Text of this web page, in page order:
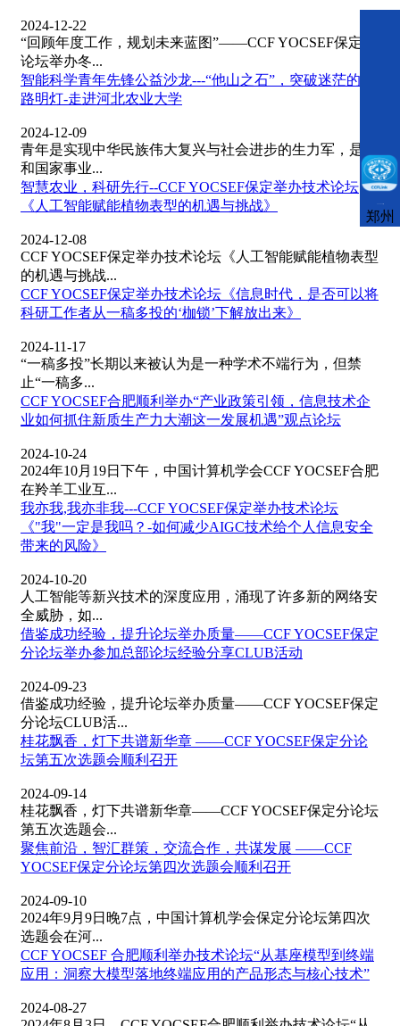
2024-12-22
“回顾年度工作，规划未来蓝图”——CCF YOCSEF保定分
论坛举办冬...
智能科学青年先锋公益沙龙---“他山之石”，突破迷茫的指
路明灯-走进河北农业大学
2024-12-09
青年是实现中华民族伟大复兴与社会进步的生力军，是党
和国家事业...
智慧农业，科研先行--CCF YOCSEF保定举办技术论坛
《人工智能赋能植物表型的机遇与挑战》
2024-12-08
CCF YOCSEF保定举办技术论坛《人工智能赋能植物表型
的机遇与挑战...
CCF YOCSEF保定举办技术论坛《信息时代，是否可以将
科研工作者从一稿多投的‘枷锁’下解放出来》
2024-11-17
“一稿多投”长期以来被认为是一种学术不端行为，但禁
止“一稿多...
CCF YOCSEF合肥顺利举办“产业政策引领，信息技术企
业如何抓住新质生产力大潮这一发展机遇”观点论坛
2024-10-24
2024年10月19日下午，中国计算机学会CCF YOCSEF合肥
在羚羊工业互...
我亦我,我亦非我---CCF YOCSEF保定举办技术论坛
《"我"一定是我吗？-如何减少AIGC技术给个人信息安全
带来的风险》
2024-10-20
人工智能等新兴技术的深度应用，涌现了许多新的网络安
全威胁，如...
借鉴成功经验，提升论坛举办质量——CCF YOCSEF保定
分论坛举办参加总部论坛经验分享CLUB活动
2024-09-23
借鉴成功经验，提升论坛举办质量——CCF YOCSEF保定
分论坛CLUB活...
桂花飘香，灯下共谱新华章 ——CCF YOCSEF保定分论
坛第五次选题会顺利召开
2024-09-14
桂花飘香，灯下共谱新华章——CCF YOCSEF保定分论坛
第五次选题会...
聚焦前沿，智汇群策，交流合作，共谋发展 ——CCF
YOCSEF保定分论坛第四次选题会顺利召开
2024-09-10
2024年9月9日晚7点，中国计算机学会保定分论坛第四次
选题会在河...
CCF YOCSEF 合肥顺利举办技术论坛“从基座模型到终端
应用：洞察大模型落地终端应用的产品形态与核心技术”
2024-08-27
郑州